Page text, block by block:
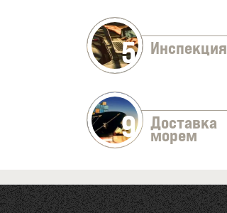
5 Инспекция
9 Доставка
морем